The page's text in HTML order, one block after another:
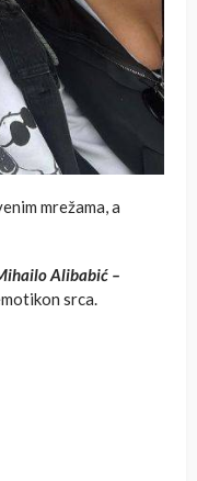
mrežama, a
Alibabić –
srca.